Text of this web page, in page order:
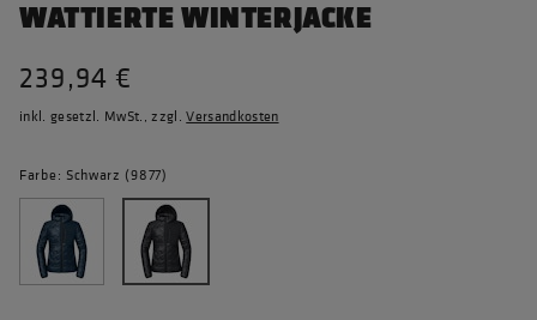
WATTIERTE WINTERJACKE
239,94 €
inkl. gesetzl. MwSt., zzgl.Versandkosten
Farbe: Schwarz (9877)